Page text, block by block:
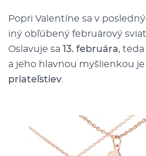
Popri Valentíne sa v
iný obľúbený februárový
Oslavuje sa 13. februára,
a jeho hlavnou myšlienkou je
priateľstiev